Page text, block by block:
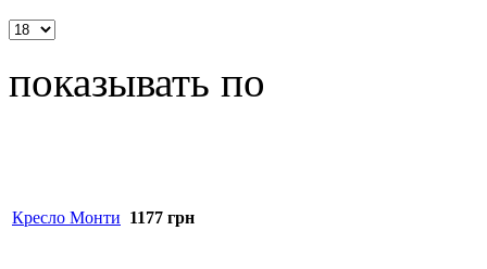
показывать по
Кресло Монти 1177 грн